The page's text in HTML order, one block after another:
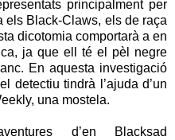
principalment per
els Black-Claws, els de raça
dicotomia comportarà a en
ja que ell té el pèl negre
En aquesta investigació
detectiu tindrà l’ajuda d’un
una mostela.
d’en Blacksad